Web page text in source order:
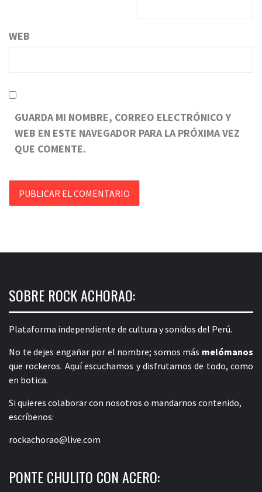
WEB
GUARDA MI NOMBRE, CORREO ELECTRÓNICO Y
WEB EN ESTE NAVEGADOR PARA LA PRÓXIMA VEZ
QUE COMENTE.
SOBRE ROCK ACHORAO:
Plataforma independiente de cultura y sonidos del Perú.
No te dejes engañar por el nombre; somos más melómanos
que rockeros. Aquí escuchamos y disfrutamos de todo, como
en botica.
Si quieres colaborar con nosotros o mandarnos contenido,
escríbenos:
rockachorao@live.com
PONTE CHULITO CON ACERO: